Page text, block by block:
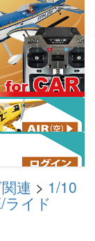
連 > 1/10
ライド